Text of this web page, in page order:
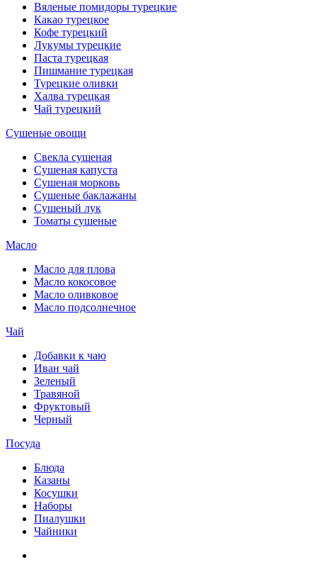
Вяленые помидоры турецкие
Какао турецкое
Кофе турецкий
Лукумы турецкие
Паста турецкая
Пишмание турецкая
Турецкие оливки
Халва турецкая
Чай турецкий
Сушеные овощи
Свекла сушеная
Сушеная капуста
Сушеная морковь
Сушеные баклажаны
Сушеный лук
Томаты сушеные
Масло
Масло для плова
Масло кокосовое
Масло оливковое
Масло подсолнечное
Чай
Добавки к чаю
Иван чай
Зеленый
Травяной
Фруктовый
Черный
Посуда
Блюда
Казаны
Косушки
Наборы
Пиалушки
Чайники